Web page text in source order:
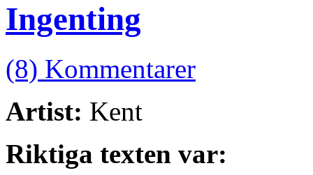
Ingenting
(8) Kommentarer
Artist: Kent
Riktiga texten var: